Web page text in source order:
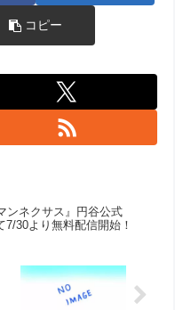
コピー
ンネクサス』円谷公式
7/30より無料配信開始！